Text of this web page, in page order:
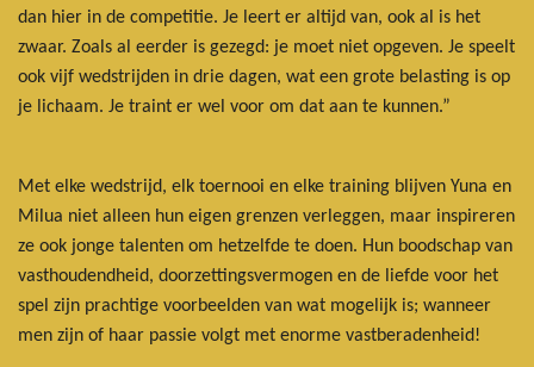
dan hier in de competitie. Je leert er altijd van, ook al is het
zwaar. Zoals al eerder is gezegd: je moet niet opgeven. Je speelt
ook vijf wedstrijden in drie dagen, wat een grote belasting is op
je lichaam. Je traint er wel voor om dat aan te kunnen.”
Met elke wedstrijd, elk toernooi en elke training blijven Yuna en
Milua niet alleen hun eigen grenzen verleggen, maar inspireren
ze ook jonge talenten om hetzelfde te doen. Hun boodschap van
vasthoudendheid, doorzettingsvermogen en de liefde voor het
spel zijn prachtige voorbeelden van wat mogelijk is; wanneer
men zijn of haar passie volgt met enorme vastberadenheid!